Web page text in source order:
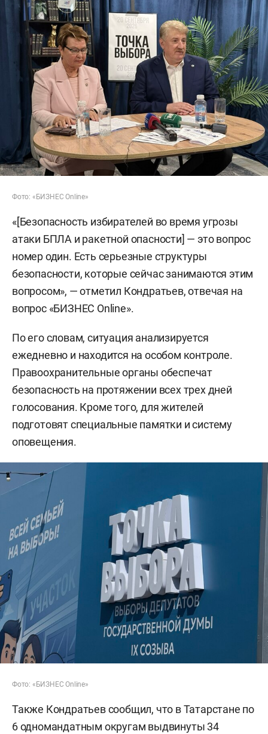
Фото: «БИЗНЕС Online»
«[Безопасность избирателей во время угрозы
атаки БПЛА и ракетной опасности] — это вопрос
номер один. Есть серьезные структуры
безопасности, которые сейчас занимаются этим
вопросом», — отметил Кондратьев, отвечая на
вопрос «БИЗНЕС Online».
По его словам, ситуация анализируется
ежедневно и находится на особом контроле.
Правоохранительные органы обеспечат
безопасность на протяжении всех трех дней
голосования. Кроме того, для жителей
подготовят специальные памятки и систему
оповещения.
Фото: «БИЗНЕС Online»
Также Кондратьев сообщил, что в Татарстане по
6 одномандатным округам выдвинуты 34